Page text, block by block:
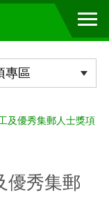
及優秀集郵人士獎項
優秀集郵